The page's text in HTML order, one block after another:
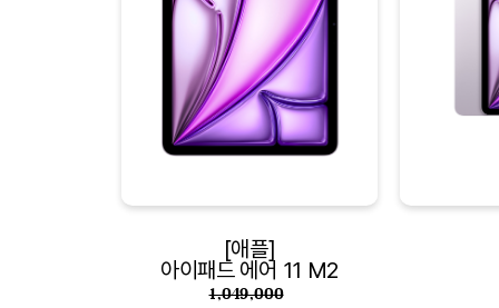
[애플]
아이패드 에어 11 M2
1,049,000